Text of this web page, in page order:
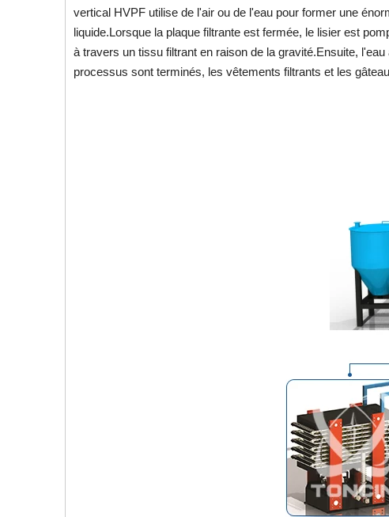
vertical HVPF utilise de l'air ou de l'eau pour former une
liquide.Lorsque la plaque filtrante est fermée, le lisier est
à travers un tissu filtrant en raison de la gravité.Ensuite,
processus sont terminés, les vêtements filtrants et les